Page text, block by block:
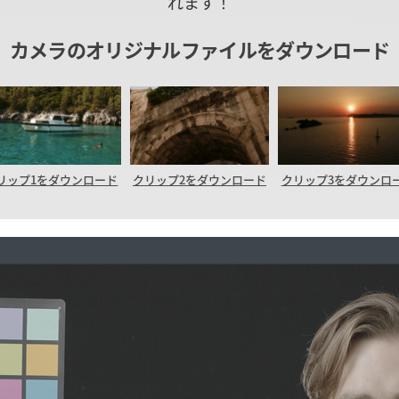
カメラのオリジナルファイルをダウンロード
ップ1をダウンロード クリップ2をダウンロード クリップ3をダウンロ